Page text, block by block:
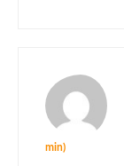
min)